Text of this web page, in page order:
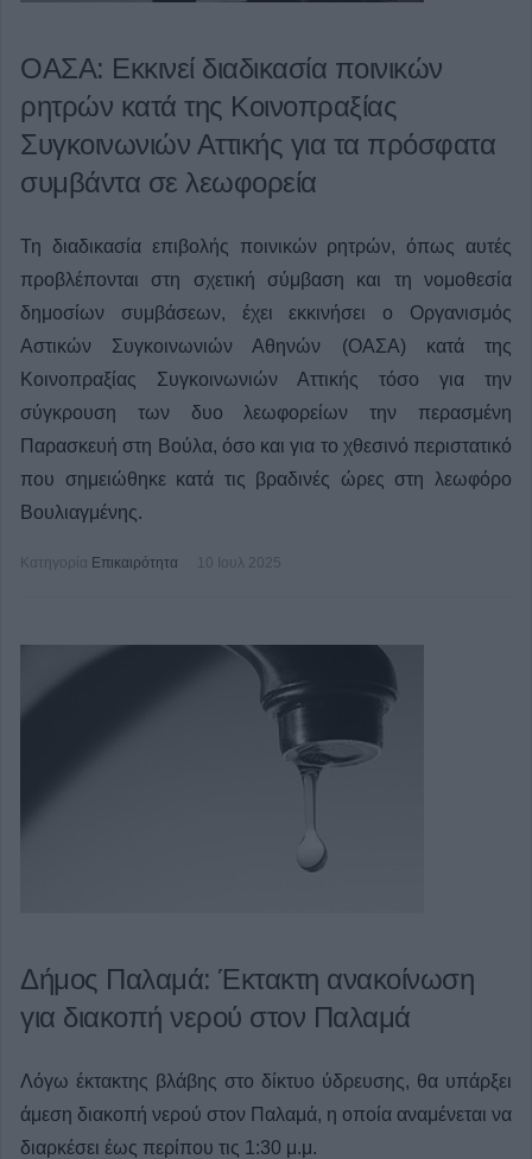
ΟΑΣΑ: Εκκινεί διαδικασία ποινικών
ρητρών κατά της Κοινοπραξίας
Συγκοινωνιών Αττικής για τα πρόσφατα
συμβάντα σε λεωφορεία
Τη διαδικασία επιβολής ποινικών ρητρών, όπως αυτές
προβλέπονται στη σχετική σύμβαση και τη νομοθεσία
δημοσίων συμβάσεων, έχει εκκινήσει ο Οργανισμός
Αστικών Συγκοινωνιών Αθηνών (ΟΑΣΑ) κατά της
Κοινοπραξίας Συγκοινωνιών Αττικής τόσο για την
σύγκρουση των δυο λεωφορείων την περασμένη
Παρασκευή στη Βούλα, όσο και για το χθεσινό περιστατικό
που σημειώθηκε κατά τις βραδινές ώρες στη λεωφόρο
Βουλιαγμένης.
Κατηγορία Επικαιρότητα 10 Ιουλ 2025
Δήμος Παλαμά: Έκτακτη ανακοίνωση
για διακοπή νερού στον Παλαμά
Λόγω έκτακτης βλάβης στο δίκτυο ύδρευσης, θα υπάρξει
άμεση διακοπή νερού στον Παλαμά, η οποία αναμένεται να
διαρκέσει έως περίπου τις 1:30 μ.μ.